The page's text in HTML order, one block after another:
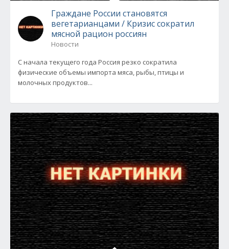
Граждане России становятся
вегетарианцами / Кризис сократил
мясной рацион россиян
Новости
С начала текущего года Россия резко сократила
физические объемы импорта мяса, рыбы, птицы и
молочных продуктов...